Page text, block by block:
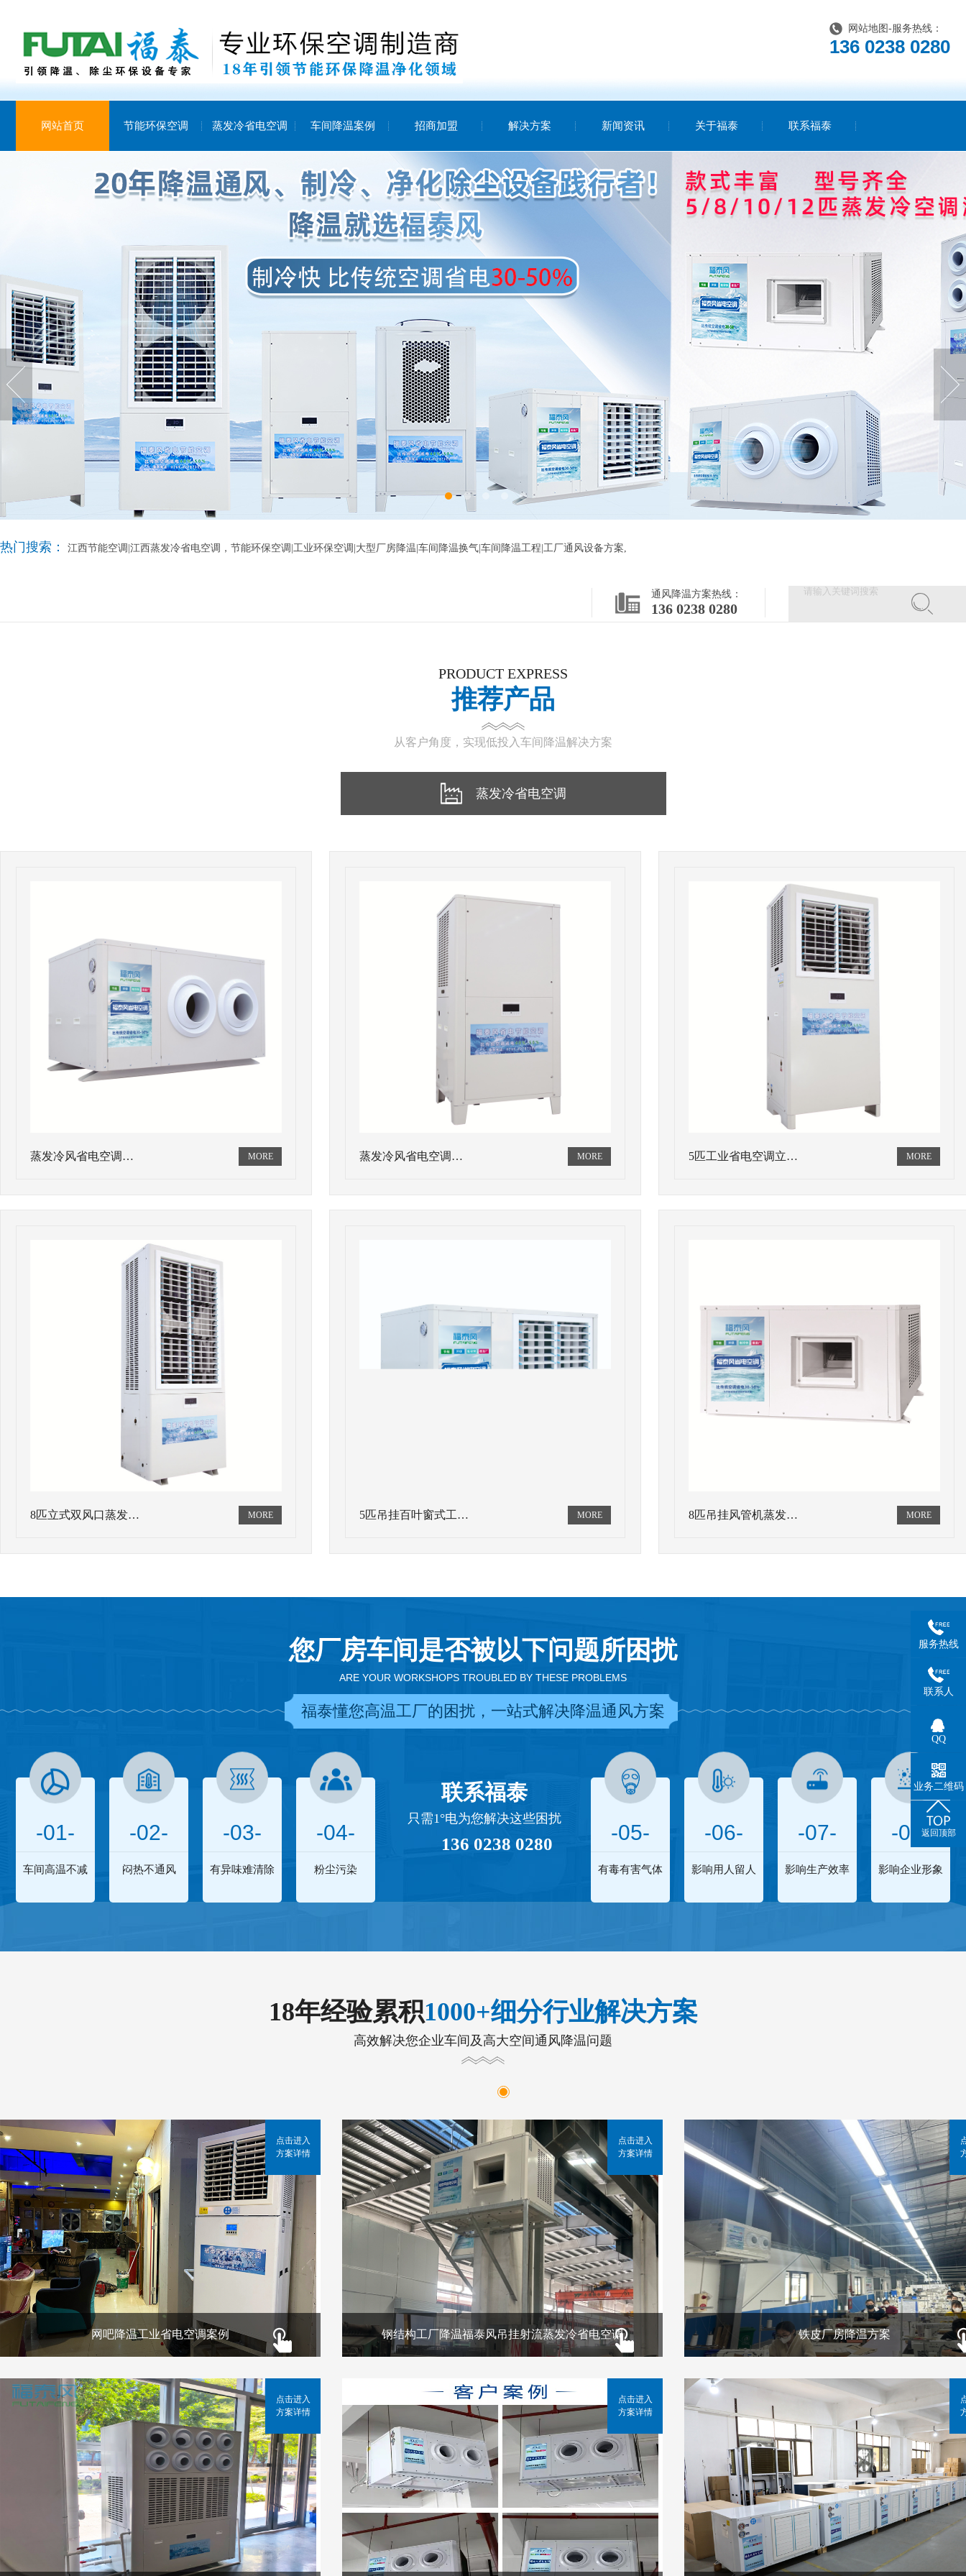
网站地图 -服务热线：
136 0238 0280
网站首页 节能环保空调 蒸发冷省电空调 车间降温案例 招商加盟 解决方案 新闻资讯 关于福泰 联系福泰
热门搜索： 江西节能空调|江西蒸发冷省电空调，节能环保空调|工业环保空调|大型厂房降温|车间降温换气|车间降温工程|工厂通风设备方案,
通风降温方案热线：
136 0238 0280
PRODUCT EXPRESS
推荐产品
从客户角度，实现低投入车间降温解决方案
蒸发冷省电空调
蒸发冷风省电空调… 蒸发冷风省电空调… 5匹工业省电空调立…
8匹立式双风口蒸发… 5匹吊挂百叶窗式工… 8匹吊挂风管机蒸发…
您厂房车间是否被以下问题所困扰
ARE YOUR WORKSHOPS TROUBLED BY THESE PROBLEMS
福泰懂您高温工厂的困扰，一站式解决降温通风方案
-01-
车间高温不减
-02-
闷热不通风
-03-
有异味难清除
-04-
粉尘污染
联系福泰
只需1°电为您解决这些困扰
136 0238 0280 -05-
有毒有害气体
-06-
影响用人留人
-07-
影响生产效率
-08-
影响企业形象
18年经验累积1000+细分行业解决方案
高效解决您企业车间及高大空间通风降温问题
网吧降温工业省电空调案例
点击进入
方案详情
钢结构工厂降温福泰风吊挂射流蒸发冷省电空调
点击进入
方案详情
铁皮厂房降温方案
点击进入
方案详情
点击进入
方案详情
服务热线
联系人
QQ
业务二维码
返回顶部